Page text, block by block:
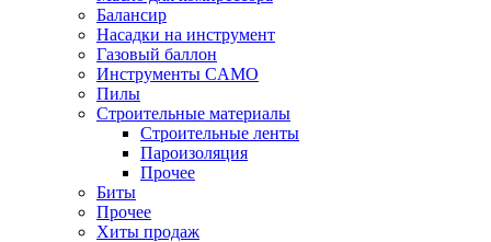
Балансир
Насадки на инструмент
Газовый баллон
Инструменты CAMO
Пилы
Строительные материалы
Строительные ленты
Пароизоляция
Прочее
Биты
Прочее
Хиты продаж